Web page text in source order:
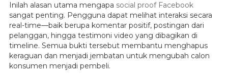
Inilah alasan utama mengapa social proof Facebook
sangat penting. Pengguna dapat melihat interaksi secara
real-time—baik berupa komentar positif, postingan dari
pelanggan, hingga testimoni video yang dibagikan di
timeline. Semua bukti tersebut membantu menghapus
keraguan dan menjadi jembatan untuk mengubah calon
konsumen menjadi pembeli.